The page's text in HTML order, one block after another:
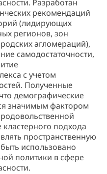
Разработан
рекомендаций
(лидирующих
регионов, зон
агломераций),
самодостаточности,
с учетом
Полученные
демографические
значимым фактором
подхода
пространственную
использовано
политики в сфере